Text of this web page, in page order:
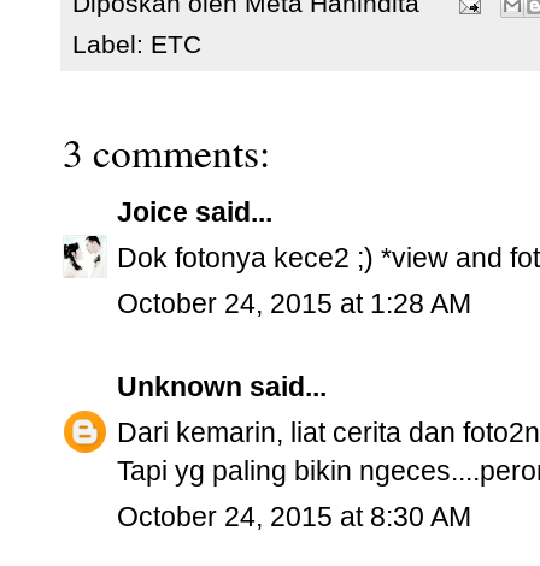
Label: ETC
3 comments:
Joice said...
Dok fotonya kece2 ;) *view and
October 24, 2015 at 1:28 AM
Unknown said...
Dari kemarin, liat cerita dan
Tapi yg paling bikin
October 24, 2015 at 8:30 AM